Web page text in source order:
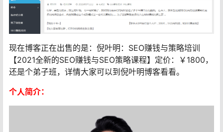
现在博客正在出售的是：倪叶明：SEO赚钱与策略培训
【2021全新的SEO赚钱与SEO策略课程】定价：￥1800，
还是个弟子班，详情大家可以到倪叶明博客看看。
个人简介：